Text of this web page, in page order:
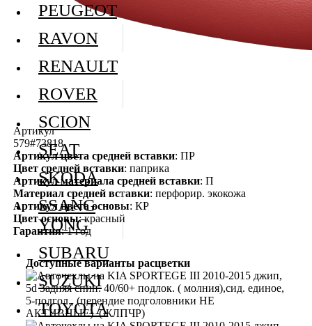
Артикул
579#73818
Артикул цвета средней вставки: ПР
Цвет средней вставки: паприка
Артикул материала средней вставки: П
Материал средней вставки: перфорир. экокожа
Артикул цвета основы: КР
Цвет основы: красный
Гарантия: 1 год
Доступные варианты расцветки
PEUGEOT
RAVON
RENAULT
ROVER
SCION
SEAT
SKODA
SSANG
YONG
SUBARU
SUZUKI
TOYOTA